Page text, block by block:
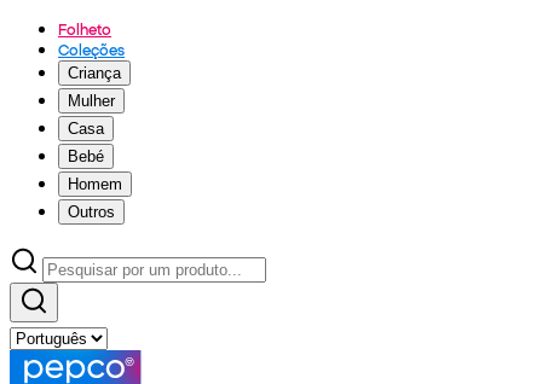
Folheto
Coleções
Criança
Mulher
Casa
Bebé
Homem
Outros